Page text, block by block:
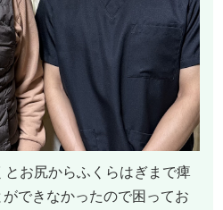
お尻からふくらはぎまで痺
できなかったので困ってお